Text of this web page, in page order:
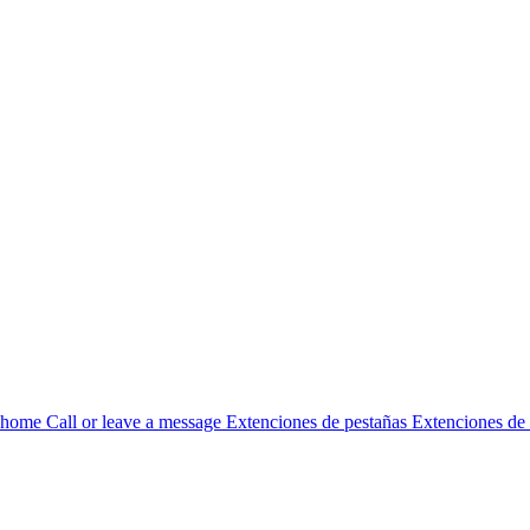
Call or leave a message Extenciones de pestañas Extenciones